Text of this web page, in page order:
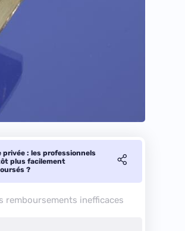
privée : les professionnels
plus facilement
?
remboursements inefficaces